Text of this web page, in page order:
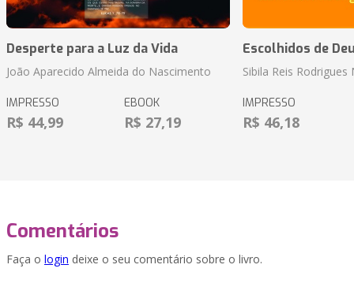
Desperte para a Luz da Vida
João Aparecido Almeida do Nascimento
IMPRESSO
R$ 44,99
EBOOK
R$ 27,19
Escolhidos de
Sibila Reis
IMPRESSO
R$ 46,18
Comentários
Faça o login deixe o seu comentário sobre o livro.